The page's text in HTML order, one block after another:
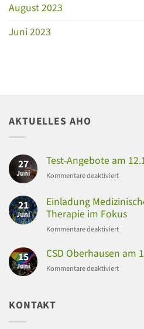
August 2023
Juni 2023
AKTUELLES AHO
27
Juni
Test-Angebote am
Kommentare deaktiviertfür
am
12.11.
und
21
Juni
Einladung
Therapie im Fokus
Kommentare deaktiviertfür
–
15
Juni
CSD Oberhausen am
Kommentare deaktiviertfür
KONTAKT